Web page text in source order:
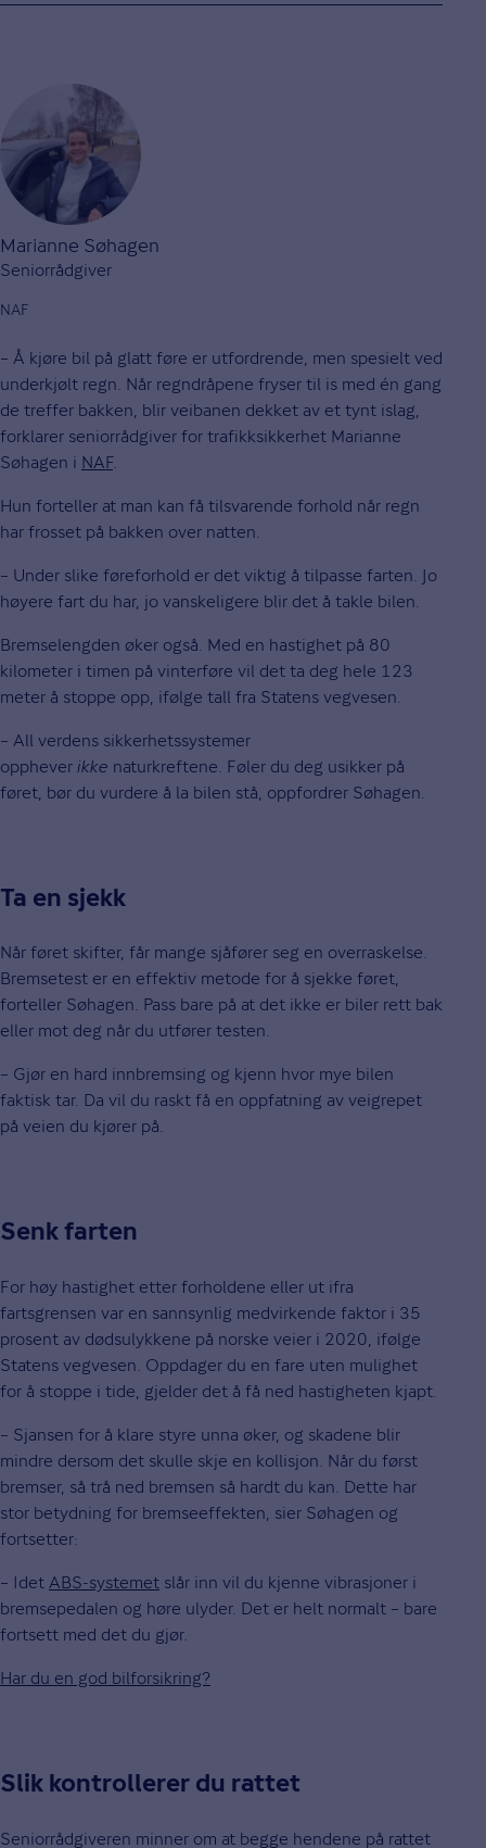
Marianne Søhagen
Seniorrådgiver
NAF
– Å kjøre bil på glatt føre er utfordrende, men spesielt ved
underkjølt regn. Når regndråpene fryser til is med én gang
de treffer bakken, blir veibanen dekket av et tynt islag,
forklarer seniorrådgiver for trafikksikkerhet Marianne
Søhagen i NAF.
Hun forteller at man kan få tilsvarende forhold når regn
har frosset på bakken over natten.
– Under slike føreforhold er det viktig å tilpasse farten. Jo
høyere fart du har, jo vanskeligere blir det å takle bilen.
Bremselengden øker også. Med en hastighet på 80
kilometer i timen på vinterføre vil det ta deg hele 123
meter å stoppe opp, ifølge tall fra Statens vegvesen.
– All verdens sikkerhetssystemer
opphever ikke naturkreftene. Føler du deg usikker på
føret, bør du vurdere å la bilen stå, oppfordrer Søhagen.
Ta en sjekk
Når føret skifter, får mange sjåfører seg en overraskelse.
Bremsetest er en effektiv metode for å sjekke føret,
forteller Søhagen. Pass bare på at det ikke er biler rett bak
eller mot deg når du utfører testen.
– Gjør en hard innbremsing og kjenn hvor mye bilen
faktisk tar. Da vil du raskt få en oppfatning av veigrepet
på veien du kjører på.
Senk farten
For høy hastighet etter forholdene eller ut ifra
fartsgrensen var en sannsynlig medvirkende faktor i 35
prosent av dødsulykkene på norske veier i 2020, ifølge
Statens vegvesen. Oppdager du en fare uten mulighet
for å stoppe i tide, gjelder det å få ned hastigheten kjapt.
– Sjansen for å klare styre unna øker, og skadene blir
mindre dersom det skulle skje en kollisjon. Når du først
bremser, så trå ned bremsen så hardt du kan. Dette har
stor betydning for bremseeffekten, sier Søhagen og
fortsetter:
– Idet ABS-systemet slår inn vil du kjenne vibrasjoner i
bremsepedalen og høre ulyder. Det er helt normalt – bare
fortsett med det du gjør.
Har du en god bilforsikring?
Slik kontrollerer du rattet
Seniorrådgiveren minner om at begge hendene på rattet